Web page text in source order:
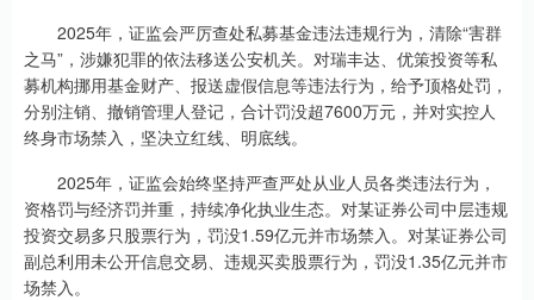
2025年，证监会严厉查处私募基金违法违规行为，清除“害群
之马”，涉嫌犯罪的依法移送公安机关。对瑞丰达、优策投资等私
募机构挪用基金财产、报送虚假信息等违法行为，给予顶格处罚，
分别注销、撤销管理人登记，合计罚没超7600万元，并对实控人
终身市场禁入，坚决立红线、明底线。
2025年，证监会始终坚持严查严处从业人员各类违法行为，
资格罚与经济罚并重，持续净化执业生态。对某证券公司中层违规
投资交易多只股票行为，罚没1.59亿元并市场禁入。对某证券公司
副总利用未公开信息交易、违规买卖股票行为，罚没1.35亿元并市
场禁入。